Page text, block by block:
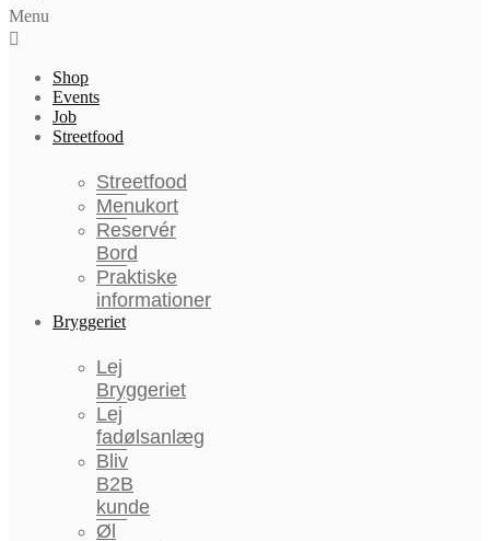
Menu
Shop
Events
Job
Streetfood
Streetfood
Menukort
Reservér
Bord
Praktiske
informationer
Bryggeriet
Lej
Bryggeriet
Lej
fadølsanlæg
Bliv
B2B
kunde
Øl